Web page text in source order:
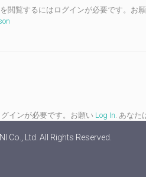
閲覧するにはログインが必要です。お
インが必要です。お願い Log In. あなた
Co., Ltd. All Rights Reserved.